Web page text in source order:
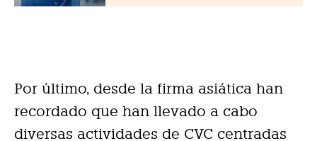
Por último, desde la firma asiática han
recordado que han llevado a cabo
diversas actividades de CVC centradas